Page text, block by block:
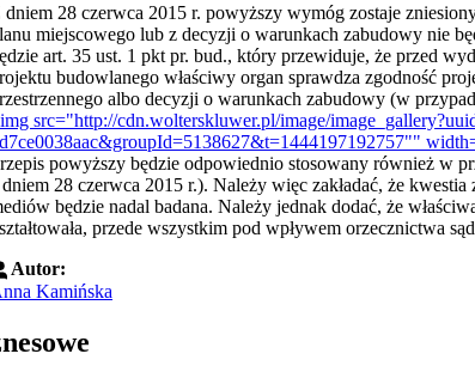
dniem 28 czerwca 2015 r. powyższy wymóg zostaje
miejscowego lub z decyzji o warunkach zabudowy nie
art. 35 ust. 1 pkt pr. bud., który przewiduje, że przed
budowlanego właściwy organ sprawdza zgodność
albo decyzji o warunkach zabudowy (w
src="http://cdn.wolterskluwer.pl/image/
powyższy będzie odpowiednio stosowany również w
28 czerwca 2015 r.). Należy więc zakładać, że
będzie nadal badana. Należy jednak dodać, że
przede wszystkim pod wpływem orzecznictwa
Autor:
Kamińska